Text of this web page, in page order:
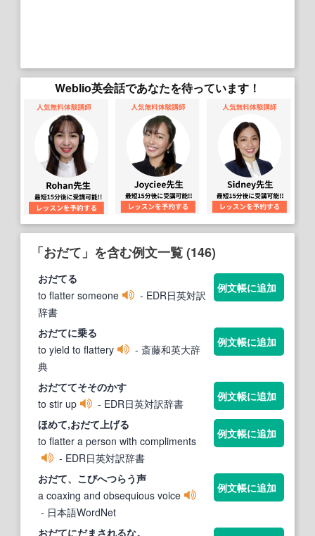
Weblio英会話であなたを待っています！
「おだて」を含む例文一覧 (146)
おだてる
to flatter someone
- EDR日英対訳
辞書
例文帳に追加
おだてに乗る
to yield to flattery
- 斎藤和英大辞
典
例文帳に追加
おだててそそのかす
to stir up
- EDR日英対訳辞書
例文帳に追加
ほめて,おだて 上げる
to flatter a person with compliments
- EDR日英対訳辞書
例文帳に追加
おだて、こびへつらう声
a coaxing and obsequious voice
- 日本語WordNet
例文帳に追加
おだてにだまされるな。